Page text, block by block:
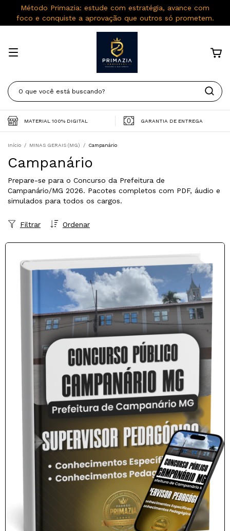
Método Primazia: estude com estratégia, avance com
foco e conquiste a aprovação que outros só prometem.
MATERIAL 100% DIGITAL GARANTIA DE ENTREGA
Início / MINAS GERAIS (MG) / Campanário
Campanário
Prepare-se para o Concurso da Prefeitura de
Campanário/MG 2026. Pacotes completos com PDF, áudio e
simulados para todos os cargos.
Ordenar
Filtrar